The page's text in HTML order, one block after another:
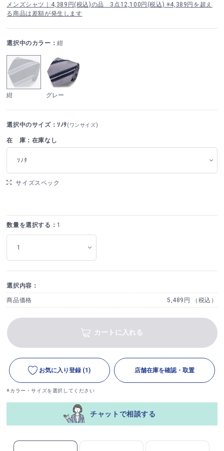
メンズシャツ｜4,389円(税込)の品 3点12,100円(税込) ※4,389円を超え
る商品は差額が発生します
選択中のカラー：紺
紺 グレー
選択中のサイズ：ｿﾉﾀ(ワンサイズ)
在 庫：在庫なし
ｿﾉﾀ
サイズスペック
数量を選択する： 1
選択内容：
商品価格 5,489円 （税込）
カートに入れる
お気に入り登録 (1) 店舗在庫を確認・取置
※カラー・サイズを選択してください
チャットで相談する